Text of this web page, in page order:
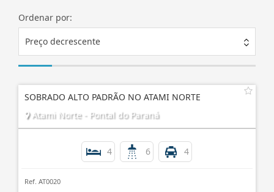
Ordenar por:
Preço decrescente
SOBRADO ALTO PADRÃO NO ATAMI NORTE
Atami Norte - Pontal do Paraná
4 6 4
Ref. AT0020